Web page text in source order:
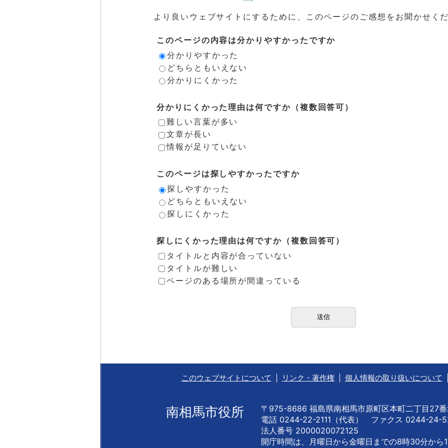
より良いウェブサイトにするために、このページのご感想をお聞かせく
このページの内容は分かりやすかったですか
分かりやすかった
どちらともいえない
分かりにくかった
分かりにくかった理由は何ですか（複数回答可）
難しい言葉が多い
文章が長い
情報が足りていない
このページは探しやすかったですか
探しやすかった
どちらともいえない
探しにくかった
探しにくかった理由は何ですか（複数回答可）
タイトルと内容が合っていない
タイトルが難しい
ページのある場所が間違っている
このウェブサイトについて リンク・著作権 個人情報の取り扱いについて
南相馬市役所
〒975-8686 福島県南相馬市原町区本町二丁目27
電話 0244-22-2111（代表） ファクス 0244-24-
法人番号 2000020072125
開庁時間は、月曜日から金曜日までの8時30分から